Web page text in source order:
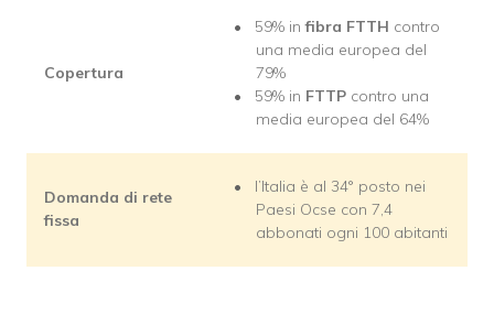
Copertura
59% infibra FTTH contro
una media europea del
79%
59% in FTTP contro una
media europea del 64%
Domanda di rete
fissa
l’Italia è al 34° posto nei
Paesi Ocse con 7,4
abbonati ogni 100 abitanti